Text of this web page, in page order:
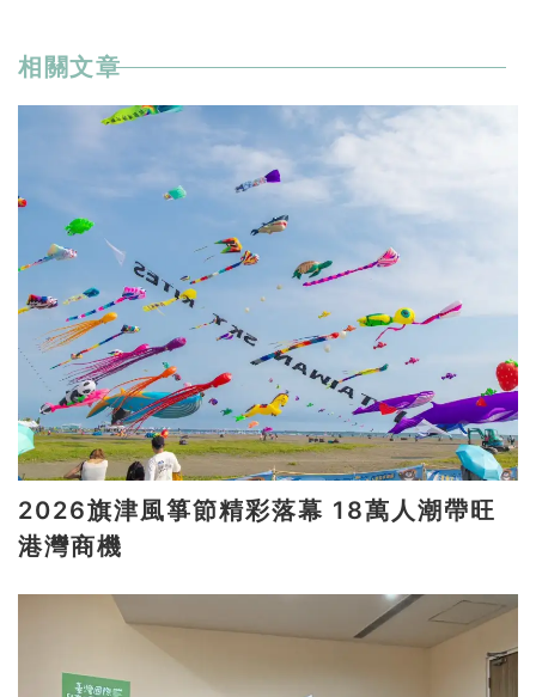
相關文章
2026旗津風箏節精彩落幕 18萬人潮帶旺
港灣商機